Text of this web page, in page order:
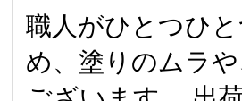
職人がひとつひ
め、塗りのムラ